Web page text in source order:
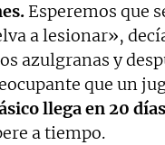
Esperemos que
a lesionar»,
azulgranas y
que un
llega en 20 días
a tiempo.